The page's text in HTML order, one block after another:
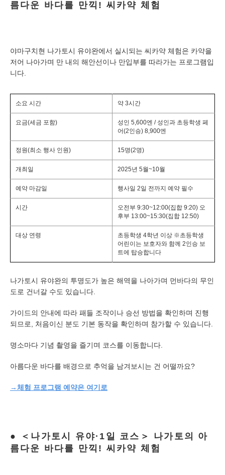
름다운 바다를 만끽! 씨카약 체험
야마구치현 나가토시 유야완에서 실시되는 씨카약 체험은 카약을
저어 나아가며 만 내의 해안선이나 만입부를 따라가는 프로그램입
니다.
소요 시간 약 3시간
요금(세금 포함)
성인 5,600엔 / 성인과 초등학생 페
어(2인승) 8,900엔
정원(최소 행사 인원) 15명(2명)
개최일 2025년 5월~10월
예약 마감일 행사일 2일 전까지 예약 필수
시간
오전부 9:30~12:00(집합 9:20) 오
후부 13:00~15:30(집합 12:50)
대상 연령
초등학생 4학년 이상 ※초등학생
어린이는 보호자와 함께 2인승 보
트에 탑승합니다
나가토시 유야완의 투명도가 높은 해역을 나아가며 먼바다의 무인
도로 건너갈 수도 있습니다.
가이드의 안내에 따라 패들 조작이나 승선 방법을 확인하며 진행
되므로, 처음이신 분도 기본 동작을 확인하며 참가할 수 있습니다.
명소마다 기념 촬영을 즐기며 코스를 이동합니다.
아름다운 바다를 배경으로 추억을 남겨보시는 건 어떨까요?
→체험 프로그램 예약은 여기로
＜나가토시 유야·1일 코스＞ 나가토의 아
름다운 바다를 만끽! 씨카약 체험